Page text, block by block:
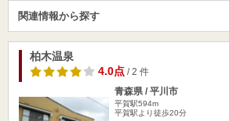
関連情報から探す
柏木温泉
4.0点/ 2 件
青森県 / 平川市
平賀駅594m
平賀駅より徒歩20分